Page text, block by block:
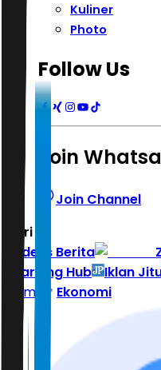
Kuliner
Photo
Follow Us
Join
Join Channel
Hari ini
Indeks Berita
Learning Hub
Iklan
Home
Ekonomi